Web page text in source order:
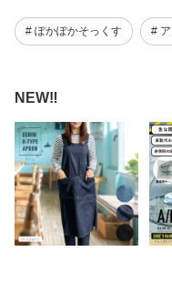
# ぽかぽかそっくす #
NEW‼